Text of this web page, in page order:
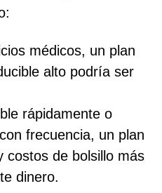
médicos, un plan
alto podría ser
rápidamente o
frecuencia, un plan
costos de bolsillo más
dinero.